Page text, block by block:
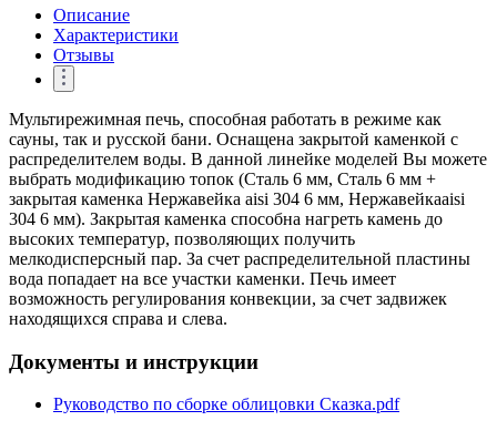
Описание
Характеристики
Отзывы
Мультирежимная печь, способная работать в режиме как
сауны, так и русской бани. Оснащена закрытой каменкой с
распределителем воды. В данной линейке моделей Вы можете
выбрать модификацию топок (Сталь 6 мм, Сталь 6 мм +
закрытая каменка Нержавейка aisi 304 6 мм, Нержавейкаaisi
304 6 мм). Закрытая каменка способна нагреть камень до
высоких температур, позволяющих получить
мелкодисперсный пар. За счет распределительной пластины
вода попадает на все участки каменки. Печь имеет
возможность регулирования конвекции, за счет задвижек
находящихся справа и слева.
Документы и инструкции
Руководство по сборке облицовки Сказка.pdf